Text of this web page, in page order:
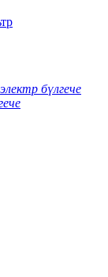
бүлгече